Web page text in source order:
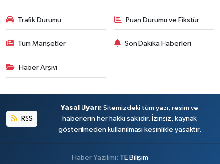
Trafik Durumu Puan Durumu ve Fikstür
Tüm Manşetler Son Dakika Haberleri
Haber Arşivi
RSS
Yasal Uyarı: Sitemizdeki tüm yazı, resim ve
haberlerin her hakkı saklıdır. İzinsiz, kaynak
gösterilmeden kullanılması kesinlikle yasaktır.
Haber Yazılımı: TE Bilişim